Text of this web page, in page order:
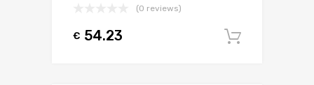
(0 reviews)
€ 54.23